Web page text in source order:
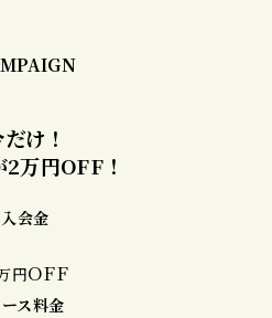
け！
2万円OFF！
入会金
円OFF
ース料金